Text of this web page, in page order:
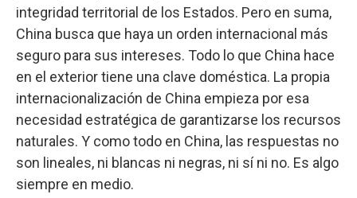
integridad territorial de los Estados. Pero en suma,
China busca que haya un orden internacional más
seguro para sus intereses. Todo lo que China hace
en el exterior tiene una clave doméstica. La propia
internacionalización de China empieza por esa
necesidad estratégica de garantizarse los recursos
naturales. Y como todo en China, las respuestas no
son lineales, ni blancas ni negras, ni sí ni no. Es algo
siempre en medio.